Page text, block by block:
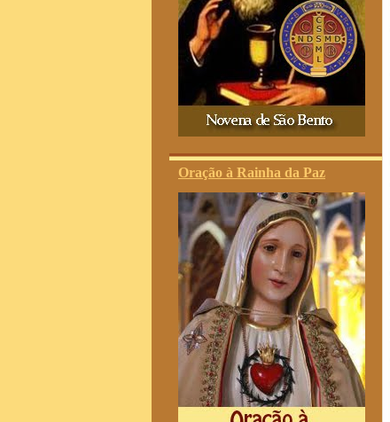
Oração à Rainha da Paz